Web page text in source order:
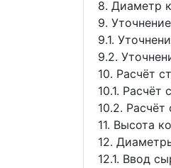
8. Диаметр
9.
9.1.
9.2.
10. Расчёт
10.1. Расчёт
10.2.
11. Высота
12.
12.1. Ввод